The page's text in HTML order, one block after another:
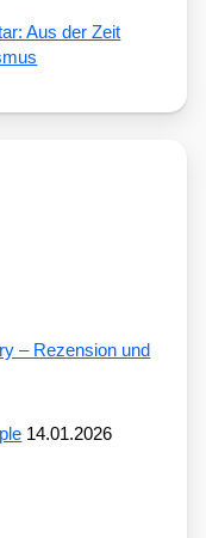
Aus der Zeit
– Rezension und
14.01.2026